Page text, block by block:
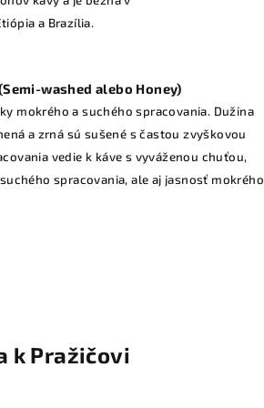
a Brazília.
washed alebo Honey)
mokrého a suchého spracovania. Dužina
a zrná sú sušené s častou zvyškovou
vedie k káve s vyváženou chuťou,
spracovania, ale aj jasnosť mokrého
k Pražičovi